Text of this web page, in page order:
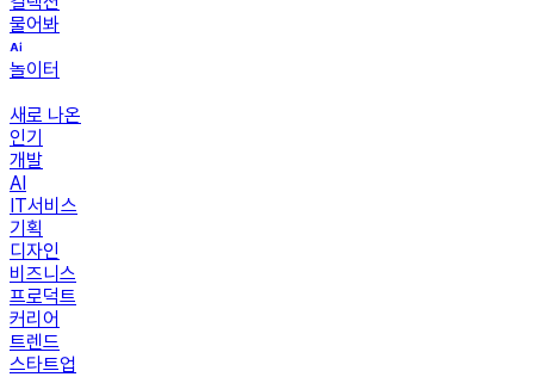
물어봐
놀이터
새로 나온
인기
개발
AI
IT서비스
기획
디자인
비즈니스
프로덕트
커리어
트렌드
스타트업